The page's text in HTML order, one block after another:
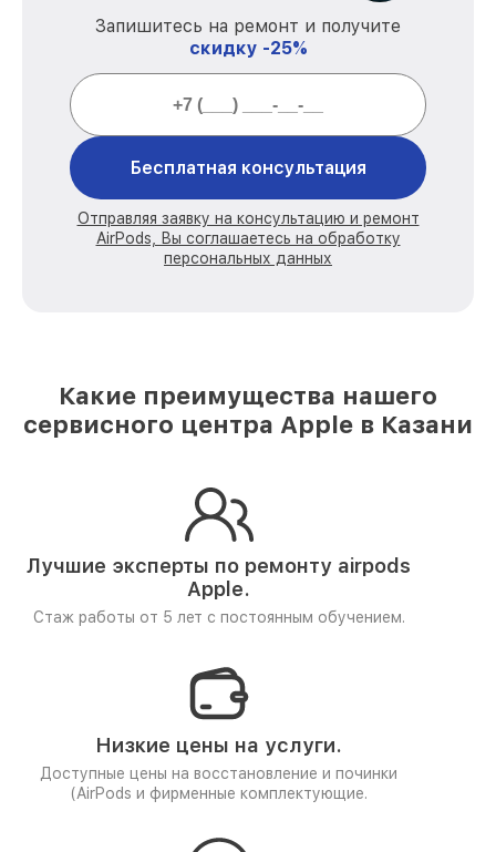
Запишитесь на ремонт и получите
скидку -25%
Бесплатная консультация
Отправляя заявку на консультацию и ремонт
AirPods, Вы соглашаетесь на обработку
персональных данных
Какие преимущества нашего
сервисного центра Apple в Казани
Лучшие эксперты по ремонту airpods
Apple.
Стаж работы от 5 лет с постоянным обучением.
Низкие цены на услуги.
Доступные цены на восстановление и починки
(AirPods и фирменные комплектующие.